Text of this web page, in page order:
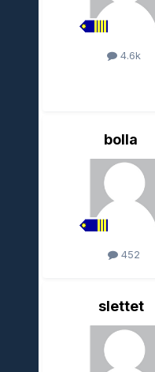
4.6k
bolla
452
slettet